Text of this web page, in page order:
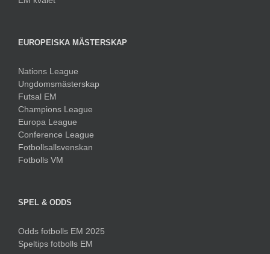
EUROPEISKA MÄSTERSKAP
Nations League
Ungdomsmästerskap
Futsal EM
Champions League
Europa League
Conference League
Fotbollsallsvenskan
Fotbolls VM
SPEL & ODDS
Odds fotbolls EM 2025
Speltips fotbolls EM